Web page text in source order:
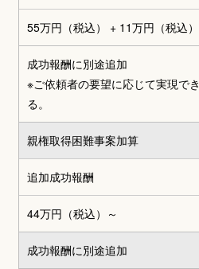
55万円（税込） + 11万円（税込）
成功報酬に別途追加
※ご依頼者の要望に応じて実現で
る。
親権取得困難事案加算
追加成功報酬
44万円（税込）～
成功報酬に別途追加